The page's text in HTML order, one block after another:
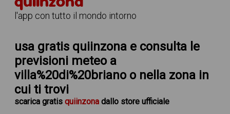
l'app con tutto il mondo intorno
usa gratis quiinzona e consulta le
previsioni meteo a
villa%20di%20brianoo nella zona in
cui ti trovi
scarica gratis quiinzonadallo store ufficiale